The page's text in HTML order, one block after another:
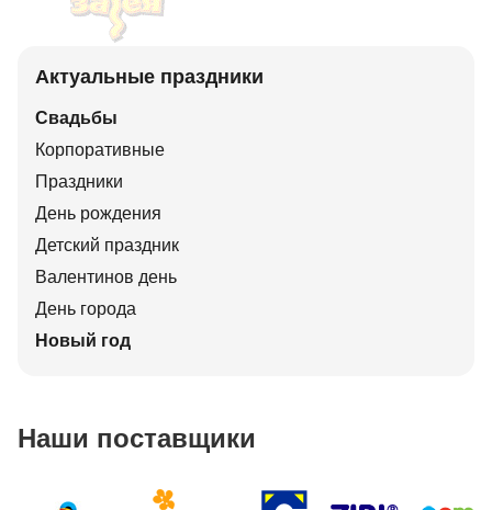
Актуальные праздники
Свадьбы
Корпоративные
Праздники
День рождения
Детский праздник
Валентинов день
День города
Новый год
Наши поставщики